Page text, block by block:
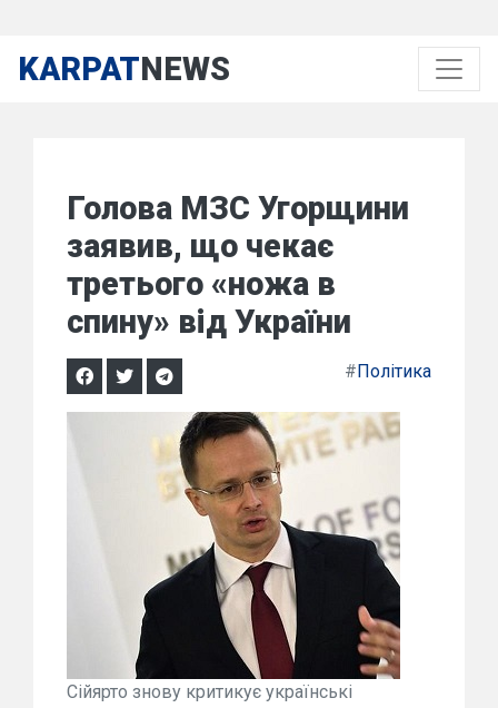
KARPATNEWS
Голова МЗС Угорщини
заявив, що чекає
третього «ножа в
спину» від України
#Політика
Сійярто знову критикує українські